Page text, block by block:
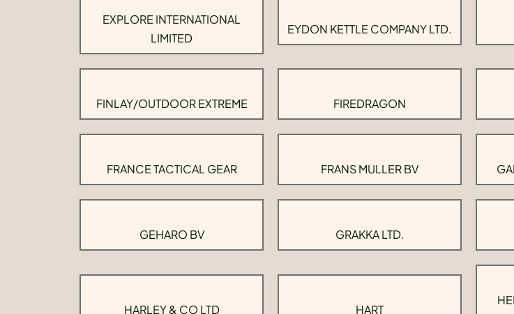
EXPLORE INTERNATIONAL
LIMITED
EYDON KETTLE COMPANY LTD.
FINLAY/OUTDOOR EXTREME FIREDRAGON
FRANCE TACTICAL GEAR FRANS MULLER BV
GEHARO BV GRAKKA LTD.
HARLEY & CO LTD HART